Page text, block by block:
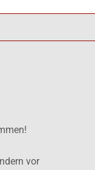
vor